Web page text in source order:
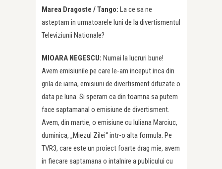
Marea Dragoste /Tango: La ce sa ne
asteptam in urmatoarele luni de la divertismentul
Televiziunii Nationale?
MIOARA NEGESCU: Numai la lucruri bune!
Avem emisiunile pe care le-am inceput inca din
grila de iarna, emisiuni de divertisment difuzate o
data pe luna. Si speram ca din toamna sa putem
face saptamanal o emisiune de divertisment.
Avem, din martie, o emisiune cu Iuliana Marciuc,
duminica, „Miezul Zilei“ intr-o alta formula. Pe
TVR3, care este un proiect foarte drag mie, avem
in fiecare saptamana o intalnire a publicului cu